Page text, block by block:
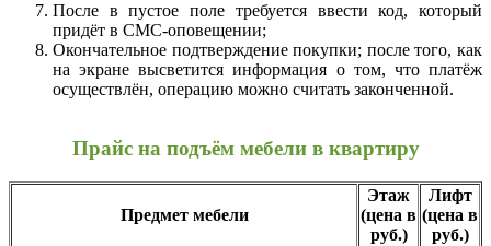
После в пустое поле требуется ввести код, который
придёт в СМС-оповещении;
Окончательное подтверждение покупки; после того, как
на экране высветится информация о том, что платёж
осуществлён, операцию можно считать законченной.
Прайс на подъём мебели в квартиру
Предмет мебели
Этаж
(цена в
руб.)
Лифт
(цена в
руб.)